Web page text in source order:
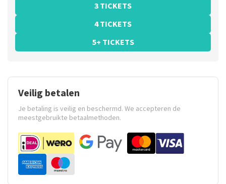
3 TICKETS
4 TICKETS
5+ TICKETS
Veilig betalen
Je betaling is veilig en beschermd. We accepteren de
meestgebruikte betaalmethoden.